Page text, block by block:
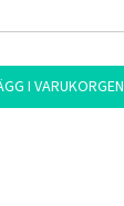
I VARUKORGEN